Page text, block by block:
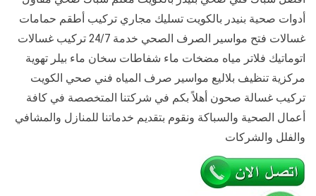
أدوات صحية بنيدر بالكويت تسليك مجاري تركيب أطقم حمامات
غسالات فتح مواسير الصرف الصحي خدمة 24/7 تركيب غسالات
اتوماتيك فلاتر مياه مضخات ماء شفاطات سخان ماء بيلر تهوية
مركزية تنظيف بلاليع مواسير صرف المياه فني صحي الكويت
تركيب غسالة صحون أهلاً بكم في شركتنا المتخصصة في كافة
أعمال الصحية والسباكة ونقوم بتقديم خدماتنا للمنازل والمشافي
والفلل والشركات